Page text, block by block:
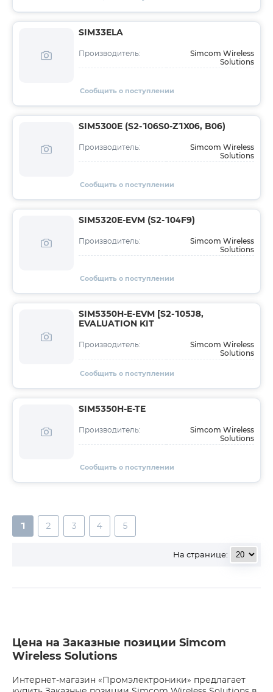
SIM33ELA
Производитель:
Simcom Wireless
Solutions
Сообщить о поступлении
SIM5300E (S2-106S0-Z1X06, B06)
Производитель:
Simcom Wireless
Solutions
Сообщить о поступлении
SIM5320E-EVM (S2-104F9)
Производитель:
Simcom Wireless
Solutions
Сообщить о поступлении
SIM5350H-E-EVM [S2-105J8,
EVALUATION KIT
Производитель:
Simcom Wireless
Solutions
Сообщить о поступлении
SIM5350H-E-TE
Производитель:
Simcom Wireless
Solutions
Сообщить о поступлении
1 2 3 4 5
На странице:
Цена на Заказные позиции Simcom
Wireless Solutions
Интернет-магазин «Промэлектроники» предлагает